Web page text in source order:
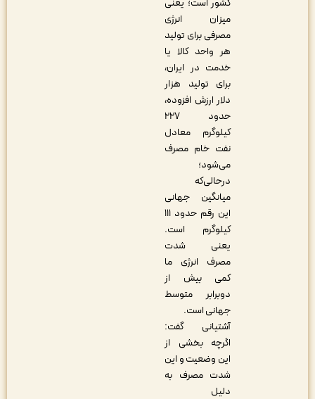
کشور است؛ یعنی
میزان انرژی
مصرفی برای تولید
هر واحد کالا یا
خدمت در ایران،
برای تولید هزار
دلار ارزش افزوده،
حدود ۲۲۷
کیلوگرم معادل
نفت خام مصرف
می‌شود؛
درحالی‌که
میانگین جهانی
این رقم حدود ۱۱۱
کیلوگرم است.
یعنی شدت
مصرف انرژی ما
کمی بیش از
دوبرابر متوسط
جهانی است.
آشتیانی گفت:
اگرچه بخشی از
این وضعیت و این
شدت مصرف به